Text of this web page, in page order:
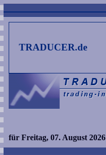
TRADUCER.de
für Freitag, 07. August 2026